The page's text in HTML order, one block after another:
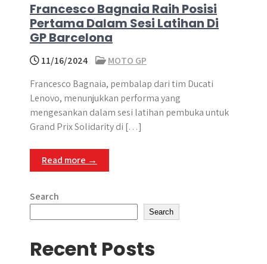
Francesco Bagnaia Raih Posisi
Pertama Dalam Sesi Latihan Di
GP Barcelona
11/16/2024
MOTO GP
Francesco Bagnaia, pembalap dari tim Ducati
Lenovo, menunjukkan performa yang
mengesankan dalam sesi latihan pembuka untuk
Grand Prix Solidarity di […]
Read more →
Search
Search
Recent Posts